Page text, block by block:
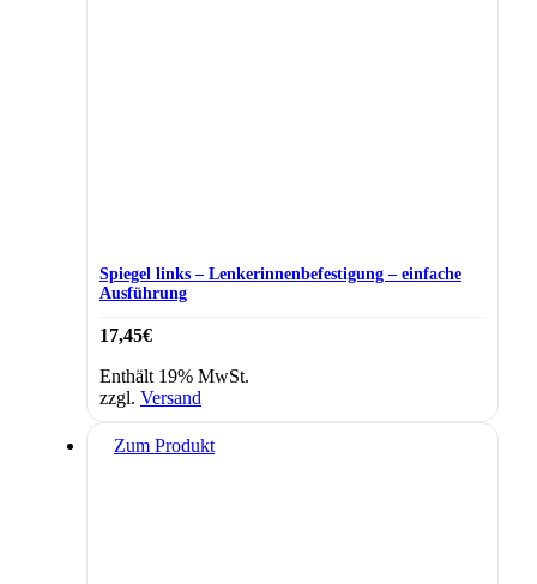
Spiegel links – Lenkerinnenbefestigung – einfache
Ausführung
17,45€
Enthält 19% MwSt.
zzgl. Versand
Zum Produkt